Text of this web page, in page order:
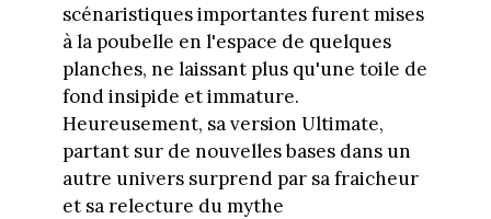
scénaristiques importantes furent mises
à la poubelle en l'espace de quelques
planches, ne laissant plus qu'une toile de
fond insipide et immature.
Heureusement, sa version Ultimate,
partant sur de nouvelles bases dans un
autre univers surprend par sa fraicheur
et sa relecture du mythe